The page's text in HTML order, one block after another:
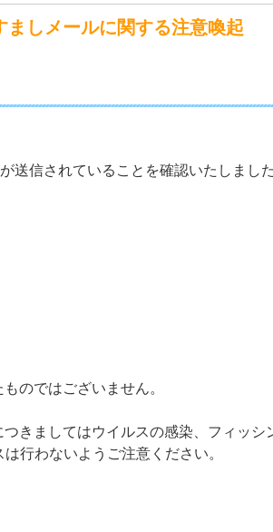
ましメールに関する注意喚起
信されていることを確認いたしました
のではございません。
きましてはウイルスの感染、フィッシ
行わないようご注意ください。